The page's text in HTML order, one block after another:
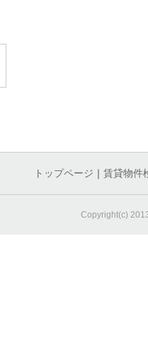
トップページ ｜ 賃貸物件
Copyright(c)